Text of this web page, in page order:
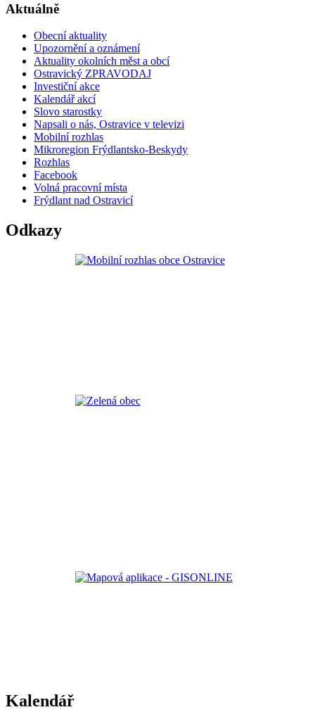
Aktuálně
Obecní aktuality
Upozornění a oznámení
Aktuality okolních měst a obcí
Ostravický ZPRAVODAJ
Investiční akce
Kalendář akcí
Slovo starostky
Napsali o nás, Ostravice v televizi
Mobilní rozhlas
Mikroregion Frýdlantsko-Beskydy
Rozhlas
Facebook
Volná pracovní místa
Frýdlant nad Ostravicí
Odkazy
Kalendář